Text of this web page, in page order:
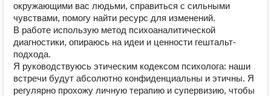
окружающими вас людьми, справиться с сильными
чувствами, помогу найти ресурс для изменений.
В работе использую метод психоаналитической
диагностики, опираюсь на идеи и ценности гештальт-
подхода.
Я руководствуюсь этическим кодексом психолога: наши
встречи будут абсолютно конфиденциальны и этичны. Я
регулярно прохожу личную терапию и супервизию, чтобы